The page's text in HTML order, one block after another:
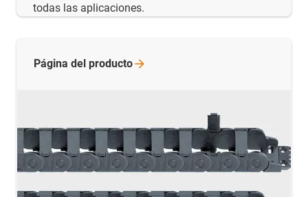
todas las aplicaciones.
Página del producto